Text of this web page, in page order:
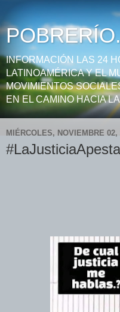
INFORMACIÓN LAS 24
LATINOAMÉRICA Y EL
MOVIMIENTOS
EN EL CAMINO HACIA
MIÉRCOLES, NOVIEMBRE 02,
#LaJusticiaApesta